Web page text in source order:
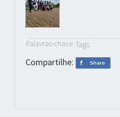
Palavras-chave: Tags:
Compartilhe: